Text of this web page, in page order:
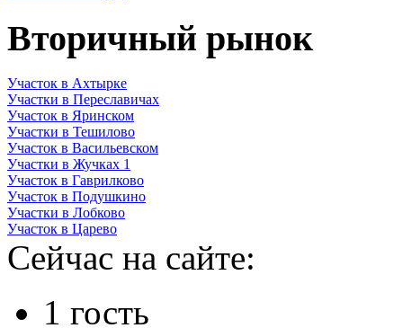
Вторичный рынок
Участок в Ахтырке
Участки в Переславичах
Участок в Яринском
Участки в Тешилово
Участок в Васильевском
Участки в Жучках 1
Участок в Гаврилково
Участок в Подушкино
Участки в Лобково
Участок в Царево
Сейчас на сайте:
1 гость